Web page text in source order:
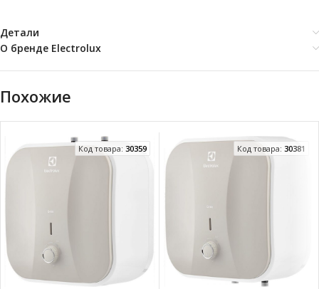
Детали
О бренде Electrolux
Похожие
Код товара: 30359 Код товара: 30381